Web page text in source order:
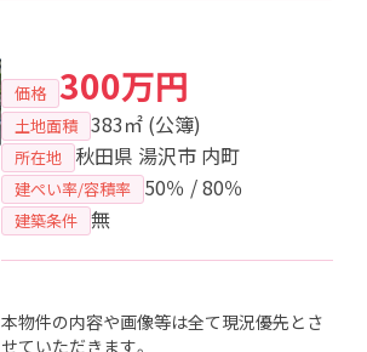
価格 300万円
土地面積 383㎡ (公簿)
所在地 秋田県 湯沢市 内町
建ぺい率/容積率 50％ / 80％
建築条件 無
本物件の内容や画像等は全て現況優先とさ
せていただきます。